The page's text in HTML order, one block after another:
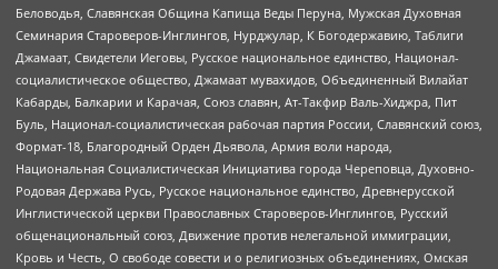
Беловодья, Славянская Община Капища Веды Перуна, Мужская Духовная
Семинария Староверов-Инглингов, Нурджулар, К Богодержавию, Таблиги
Джамаат, Свидетели Иеговы, Русское национальное единство, Национал-
социалистическое общество, Джамаат мувахидов, Объединенный Вилайат
Кабарды, Балкарии и Карачая, Союз славян, Ат-Такфир Валь-Хиджра, Пит
Буль, Национал-социалистическая рабочая партия России, Славянский союз,
Формат-18, Благородный Орден Дьявола, Армия воли народа,
Национальная Социалистическая Инициатива города Череповца, Духовно-
Родовая Держава Русь, Русское национальное единство, Древнерусской
Инглистической церкви Православных Староверов-Инглингов, Русский
общенациональный союз, Движение против нелегальной иммиграции,
Кровь и Честь, О свободе совести и о религиозных объединениях, Омская